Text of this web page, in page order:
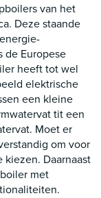
van het
Deze staande
de Europese
heeft tot wel
elektrische
een kleine
tit een
Moet er
om voor
Daarnaast
met